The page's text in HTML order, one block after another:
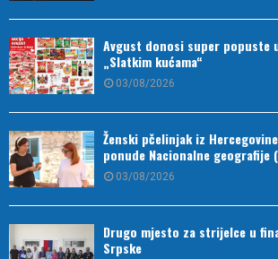
Avgust donosi super popuste
„Slatkim kućama“
03/08/2026
Ženski pčelinjak iz
ponude Nacionalne geografije
03/08/2026
Drugo mjesto za strijelce u
Srpske